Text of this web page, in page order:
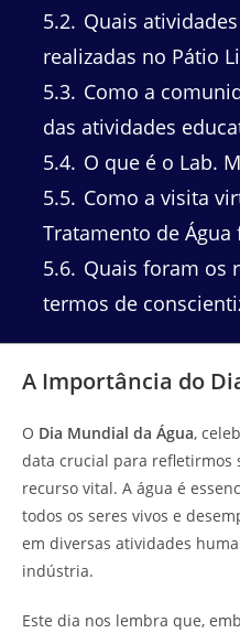
5.2 Quais
realizadas no Pátio
5.3 Como a
das atividades
5.4 O que é o Lab.
5.5 Como a visita
Tratamento de Água
5.6 Quais foram os
termos de
A Importância do
O Dia Mundial da Água,
data crucial para refletirmos
recurso vital. A água é
todos os seres vivos e
em diversas atividades
indústria.
Este dia nos lembra que,